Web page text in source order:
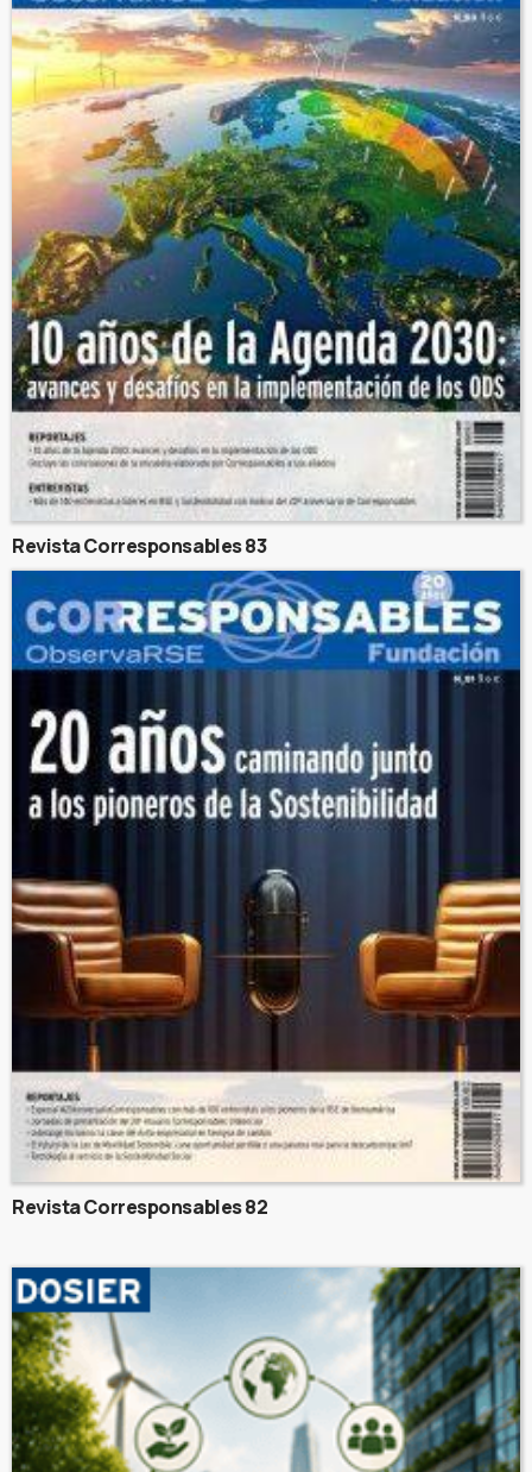
Revista Corresponsables 83
Revista Corresponsables 82